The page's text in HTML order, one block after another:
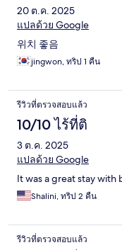
20 ต.ค. 2025
แปลด้วย Google
위치 좋음
jingwon, ทริป 1 คืน
รีวิวที่ตรวจสอบแล้ว
10/10 ไร้ที่ติ
3 ต.ค. 2025
แปลด้วย Google
It was a great stay with
Shalini, ทริป 2 คืน
รีวิวที่ตรวจสอบแล้ว